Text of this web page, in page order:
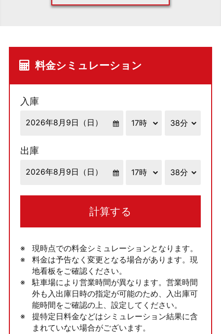
料金シミュレーション
入庫
出庫
計算する
現時点での料金シミュレーションとなります。
料金は予告なく変更となる場合があります。現
地看板をご確認ください。
駐車場により営業時間が異なります。営業時間
外も入出庫日時の指定が可能のため、入出庫可
能時間をご確認の上、設定してください。
提特定日料金などはシミュレーション結果に含
まれていない場合がございます。